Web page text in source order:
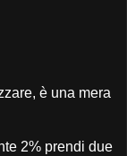
è una mera
2% prendi due